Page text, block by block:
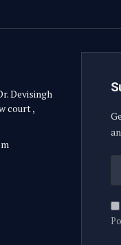
Devisingh
court ,